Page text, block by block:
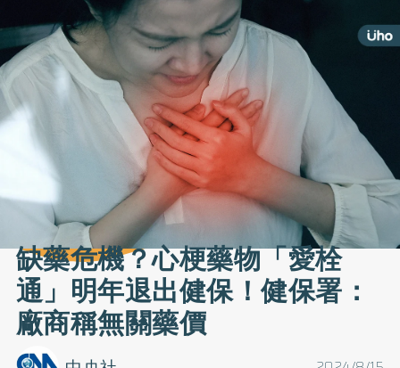
缺藥危機？心梗藥物「愛栓
通」明年退出健保！健保署：
廠商稱無關藥價